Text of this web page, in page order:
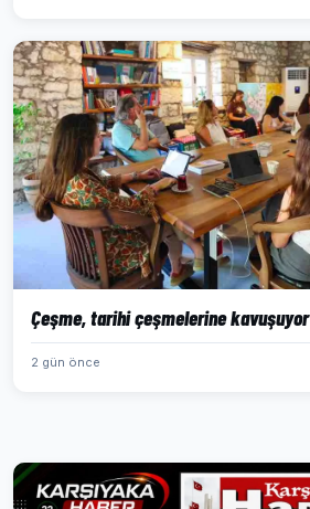
Çeşme, tarihi çeşmelerine kavuşuyor
2 gün önce